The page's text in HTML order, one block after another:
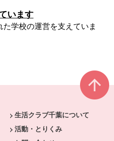
います
学校の運営を支えていま
生活クラブ千葉について
活動・とりくみ